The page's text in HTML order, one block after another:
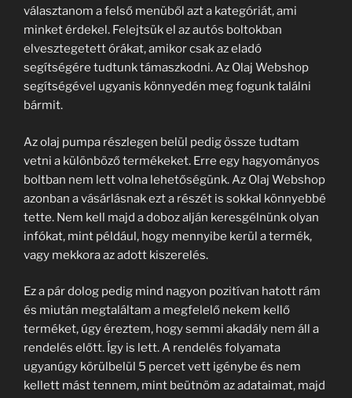
választanom a felső menüből azt a kategóriát, ami
minket érdekel. Felejtsük el az autós boltokban
elvesztegetett órákat, amikor csak az eladó
segítségére tudtunk támaszkodni. Az Olaj Webshop
segítségével ugyanis könnyedén meg fogunk találni
bármit.
Az olaj pumpa részlegen belül pedig össze tudtam
vetni a különböző termékeket. Erre egy hagyományos
boltban nem lett volna lehetőségünk. Az Olaj Webshop
azonban a vásárlásnak ezt a részét is sokkal könnyebbé
tette. Nem kell majd a doboz alján keresgélnünk olyan
infókat, mint például, hogy mennyibe kerül a termék,
vagy mekkora az adott kiszerelés.
Ez a pár dolog pedig mind nagyon pozitívan hatott rám
és miután megtaláltam a megfelelő nekem kellő
terméket, úgy éreztem, hogy semmi akadály nem áll a
rendelés előtt. Így is lett. A rendelés folyamata
ugyanúgy körülbelül 5 percet vett igénybe és nem
kellett mást tennem, mint beütnöm az adataimat, majd